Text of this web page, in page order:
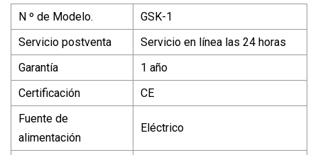
N º de Modelo.
GSK-1
Servicio postventa
Servicio en línea las 24 horas
Garantía
1 año
Certificación
CE
Fuente de
alimentación
Eléctrico